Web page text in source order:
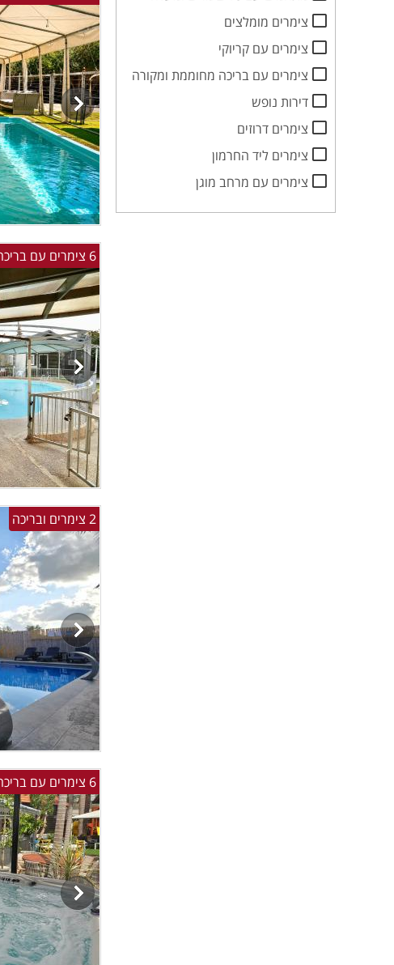
צימרים מומלצים
צימרים עם קריוקי
צימרים עם בריכה מחוממת ומקורה
דירות נופש
צימרים דרוזים
צימרים ליד החרמון
צימרים עם מרחב מוגן
6 צימרים עם בריכה מחוממת ומקורה וגקוזי
2 צימרים ובריכה
6 צימרים עם בריכה מחוממת ומקורה גקוזי ספא וסאונה